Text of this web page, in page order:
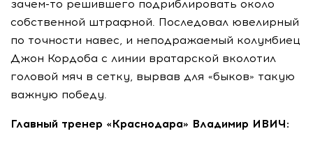
зачем-то решившего подриблировать около
собственной штрафной. Последовал ювелирный
по точности навес, и неподражаемый колумбиец
Джон Кордоба с линии вратарской вколотил
головой мяч в сетку, вырвав для «быков» такую
важную победу.
Главный тренер «Краснодара» Владимир ИВИЧ: